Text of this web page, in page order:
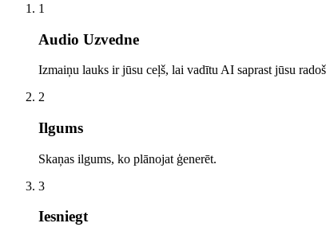
1
Audio Uzvedne
Izmaiņu lauks ir jūsu ceļš, lai vadītu AI saprast jūsu
2
Ilgums
Skaņas ilgums, ko plānojat ģenerēt.
3
Iesniegt